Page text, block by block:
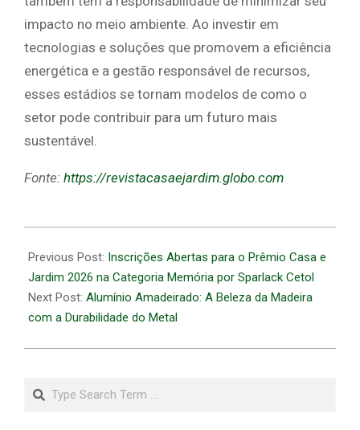
impacto no meio ambiente. Ao investir em
tecnologias e soluções que promovem a eficiência
energética e a gestão responsável de recursos,
esses estádios se tornam modelos de como o
setor pode contribuir para um futuro mais
sustentável.
Fonte: https://revistacasaejardim.globo.com
06-
18
Previous Post: Inscrições Abertas para o Prêmio Casa e
Jardim 2026 na Categoria Memória por Sparlack Cetol
Next Post: Alumínio Amadeirado: A Beleza da Madeira
com a Durabilidade do Metal
Search